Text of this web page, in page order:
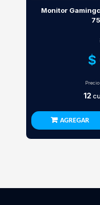
Monitor
$
12
AGREGAR